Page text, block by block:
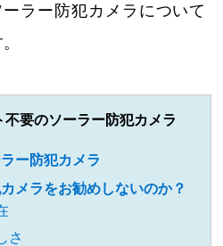
ラー防犯カメラについて
不要のソーラー防犯カメラ
ー防犯カメラ
メラをお勧めしないのか？
さ